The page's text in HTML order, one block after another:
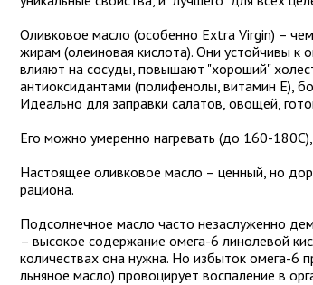
Оливковое масло (особенно Extra Virgin) –
жирам (олеиновая кислота). Они устойчивы к
влияют на сосуды, повышают "хороший"
антиоксидантами (полифенолы, витамин Е),
Идеально для заправки салатов, овощей,
Его можно умеренно нагревать (до 160-
Настоящее оливковое масло – ценный, но
рациона.
Подсолнечное масло часто незаслуженно
– высокое содержание омега-6 линолевой
количествах она нужна. Но избыток омега-6
льняное масло) провоцирует воспаление в